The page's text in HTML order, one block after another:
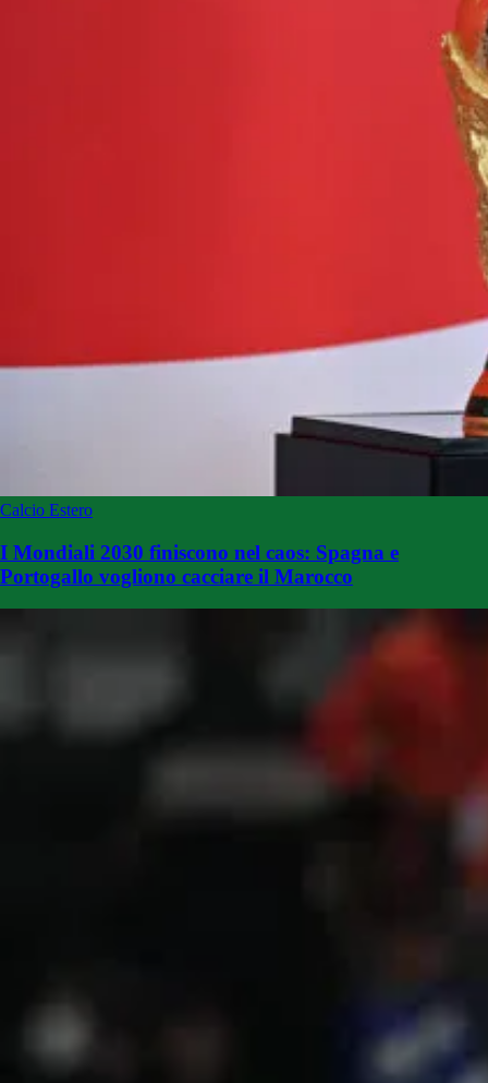
Calcio Estero
I Mondiali 2030 finiscono nel caos: Spagna e
Portogallo vogliono cacciare il Marocco